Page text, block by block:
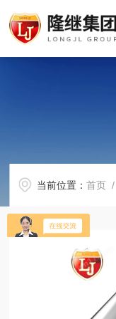
当前位置：首页 /